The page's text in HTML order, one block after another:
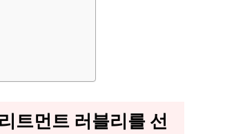
트먼트 러블리를 선